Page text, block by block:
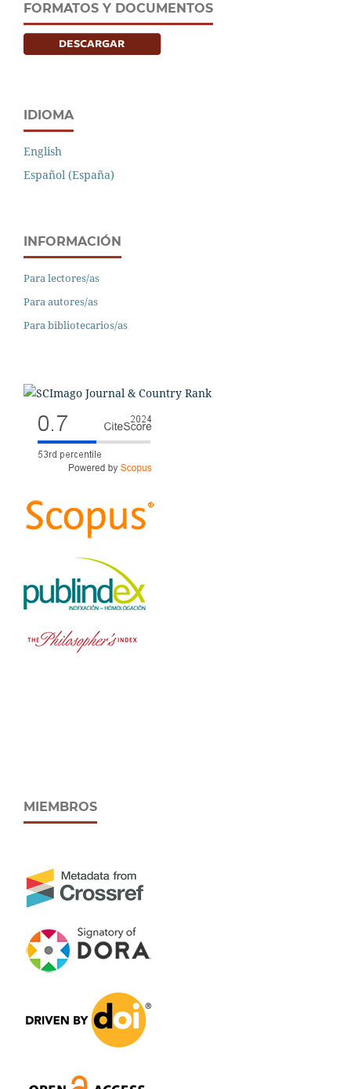
FORMATOS Y DOCUMENTOS
IDIOMA
English
Español (España)
INFORMACIÓN
Para lectores/as
Para autores/as
Para bibliotecarios/as
MIEMBROS